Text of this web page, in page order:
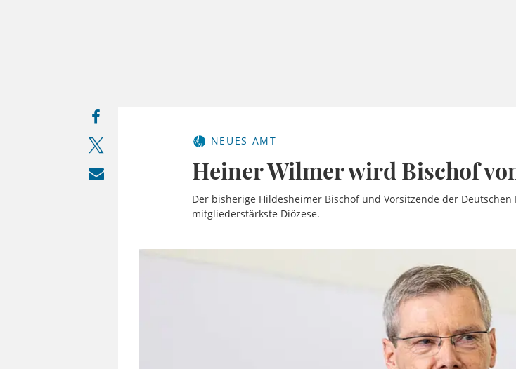
NEUES AMT
Heiner Wilmer wird Bischof
Der bisherige Hildesheimer Bischof und Vorsitzende der
mitgliederstärkste Diözese.